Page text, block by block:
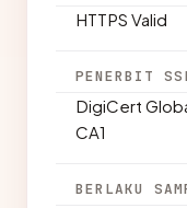
HTTPS Valid
PENERBIT
DigiCert
CA1
BERLAKU